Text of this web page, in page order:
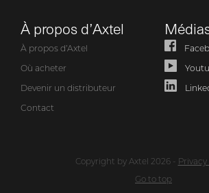
À propos d’Axtel
À propos d’Axtel
Où acheter
Devenir un distributeur
Contact
Copyright by Axtel 2026 - Privacy
Go to top